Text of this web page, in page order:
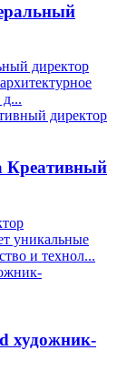
директор
Креативный
уникальные
и технол...
художник-